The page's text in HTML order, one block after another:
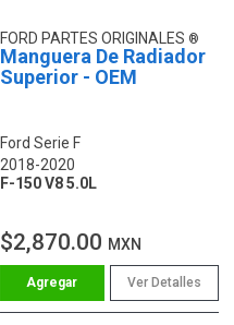
FORD PARTES ORIGINALES
Manguera De Radiador
Superior - OEM
Ford Serie F
2018-2020
F-150 V8 5.0L
$2,870.00 MXN
Ver Detalles